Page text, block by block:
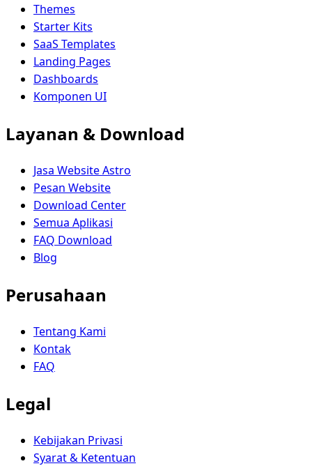
Themes
Starter Kits
SaaS Templates
Landing Pages
Dashboards
Komponen UI
Layanan & Download
Jasa Website Astro
Pesan Website
Download Center
Semua Aplikasi
FAQ Download
Blog
Perusahaan
Tentang Kami
Kontak
FAQ
Legal
Kebijakan Privasi
Syarat & Ketentuan